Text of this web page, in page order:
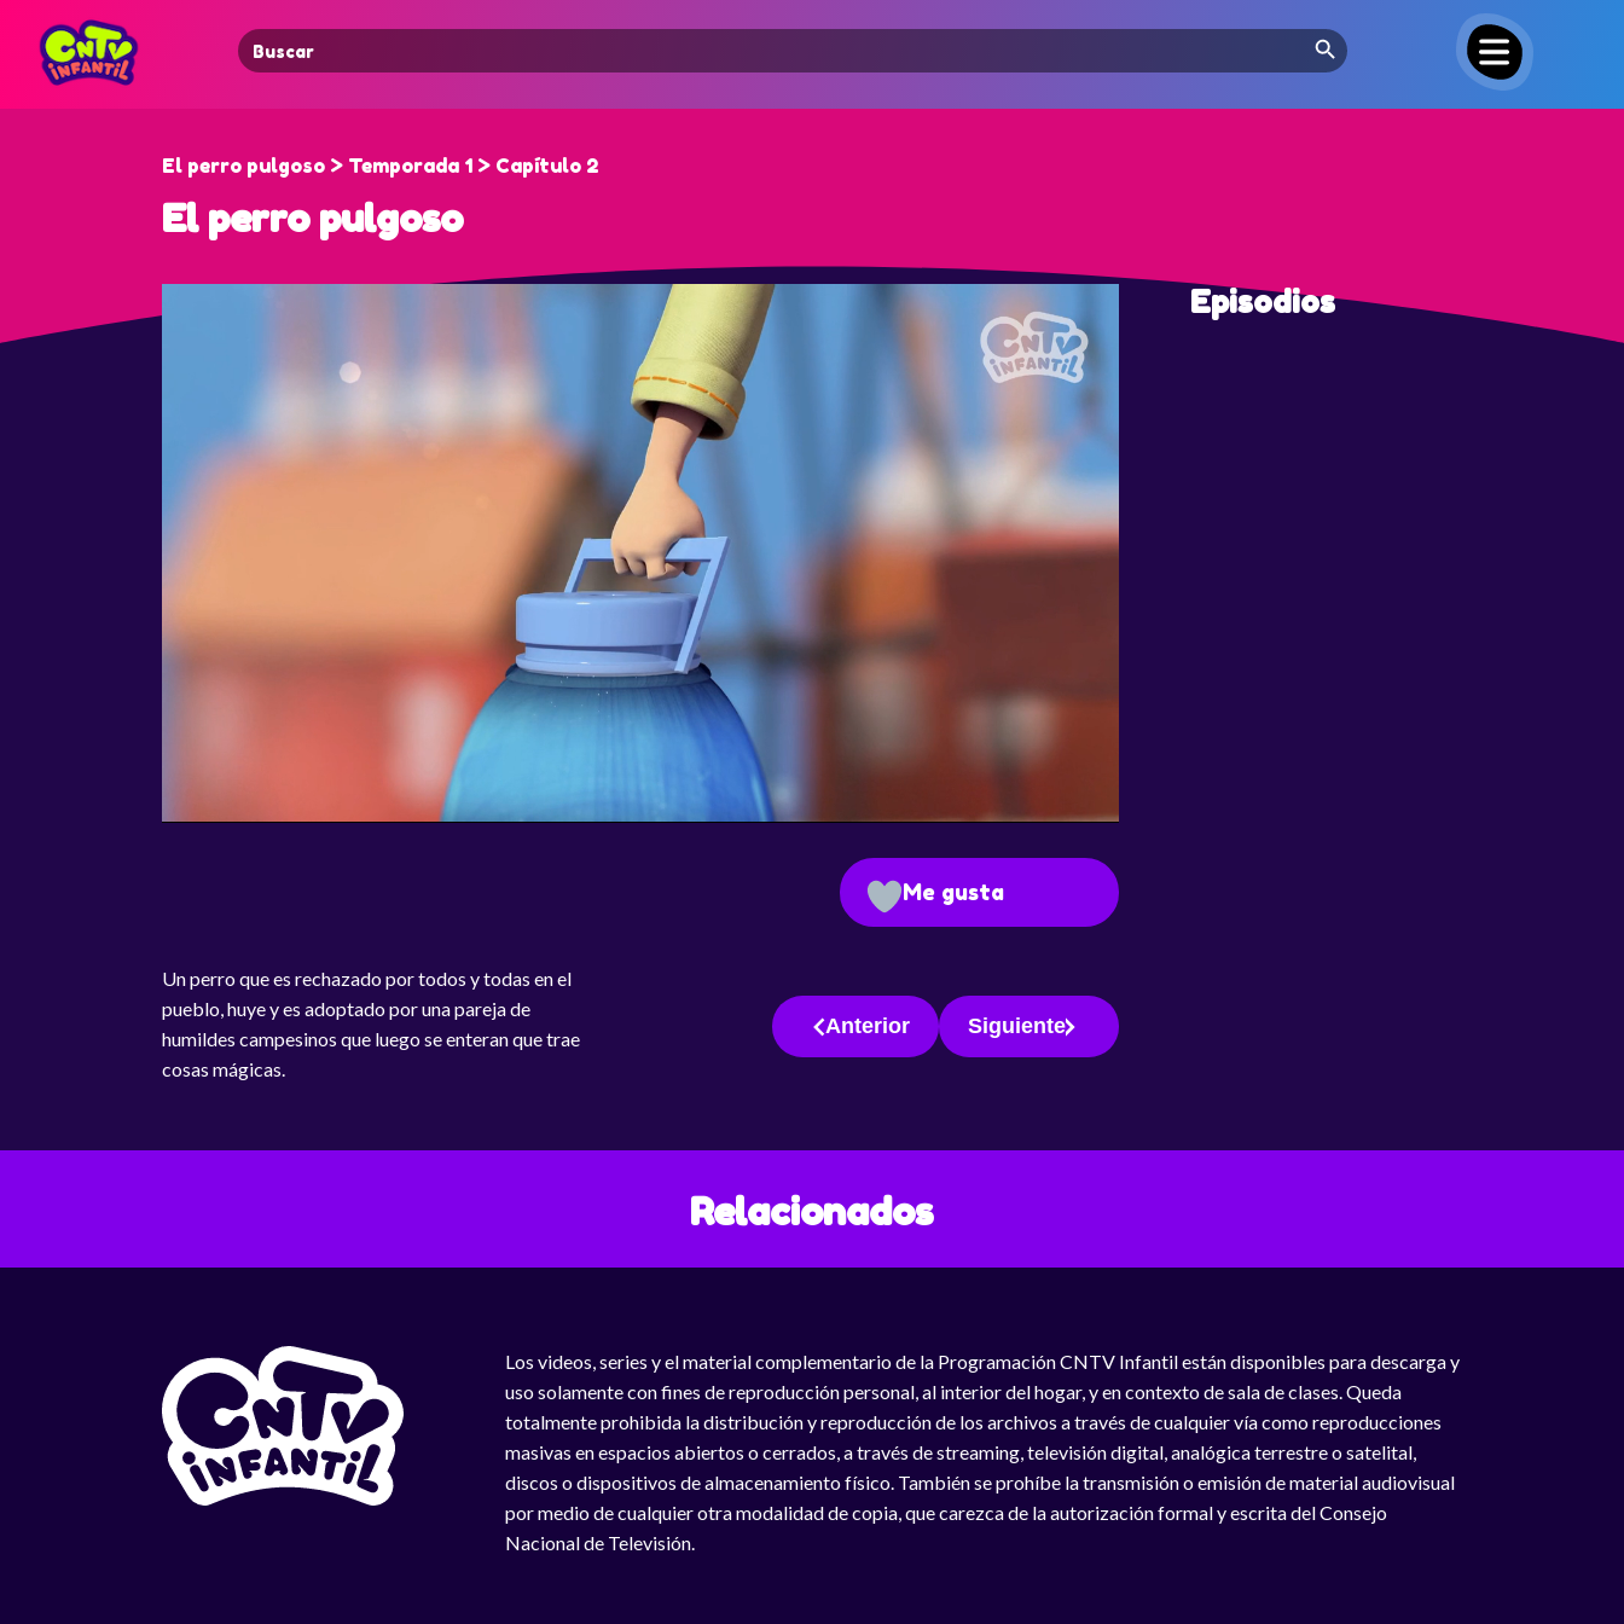
Search
for:
Search Button
El perro pulgoso > Temporada 1 > Capítulo 2
El perro pulgoso
Me gusta
Un perro que es rechazado por todos y todas en el
pueblo, huye y es adoptado por una pareja de
humildes campesinos que luego se enteran que trae
cosas mágicas.
Anterior Siguiente
Episodios
Relacionados
Los videos, series y el material complementario de la Programación CNTV Infantil están disponibles para descarga y
uso solamente con fines de reproducción personal, al interior del hogar, y en contexto de sala de clases. Queda
totalmente prohibida la distribución y reproducción de los archivos a través de cualquier vía como reproducciones
masivas en espacios abiertos o cerrados, a través de streaming, televisión digital, analógica terrestre o satelital,
discos o dispositivos de almacenamiento físico. También se prohíbe la transmisión o emisión de material audiovisual
por medio de cualquier otra modalidad de copia, que carezca de la autorización formal y escrita del Consejo
Nacional de Televisión.